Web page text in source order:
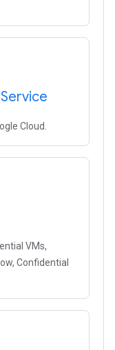
Cloud.
VMs,
Confidential